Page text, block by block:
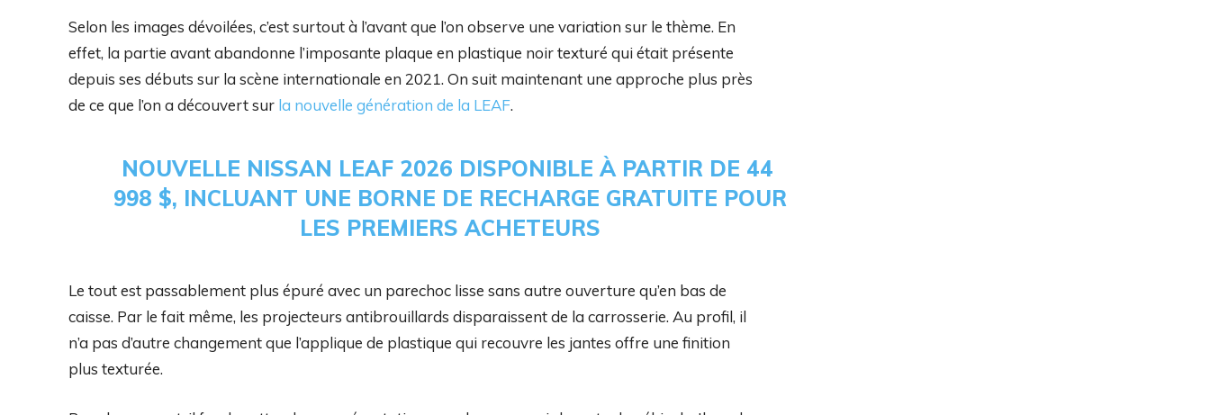
Selon les images dévoilées, c’est surtout à l’avant que l’on observe une variation sur le thème. En
effet, la partie avant abandonne l’imposante plaque en plastique noir texturé qui était présente
depuis ses débuts sur la scène internationale en 2021. On suit maintenant une approche plus près
de ce que l’on a découvert sur la nouvelle génération de la LEAF.
NOUVELLE NISSAN LEAF 2026 DISPONIBLE À PARTIR DE 44
998 $, INCLUANT UNE BORNE DE RECHARGE GRATUITE POUR
LES PREMIERS ACHETEURS
Le tout est passablement plus épuré avec un parechoc lisse sans autre ouverture qu’en bas de
caisse. Par le fait même, les projecteurs antibrouillards disparaissent de la carrosserie. Au profil, il
n’a pas d’autre changement que l’applique de plastique qui recouvre les jantes offre une finition
plus texturée.